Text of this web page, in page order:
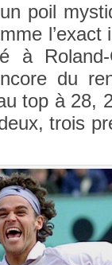
poil
l’exact
à
du
top à 28,
trois